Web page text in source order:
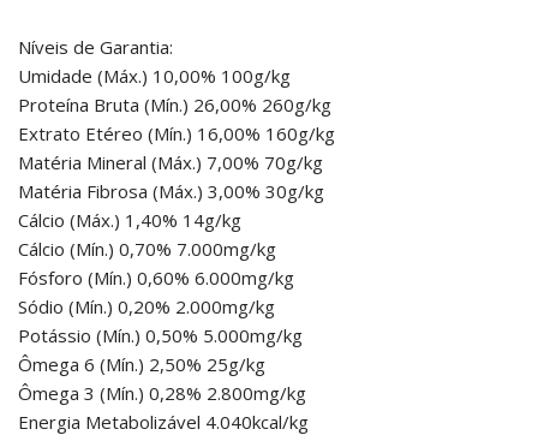
Níveis de Garantia:
Umidade (Máx.) 10,00% 100g/kg
Proteína Bruta (Mín.) 26,00% 260g/kg
Extrato Etéreo (Mín.) 16,00% 160g/kg
Matéria Mineral (Máx.) 7,00% 70g/kg
Matéria Fibrosa (Máx.) 3,00% 30g/kg
Cálcio (Máx.) 1,40% 14g/kg
Cálcio (Mín.) 0,70% 7.000mg/kg
Fósforo (Mín.) 0,60% 6.000mg/kg
Sódio (Mín.) 0,20% 2.000mg/kg
Potássio (Mín.) 0,50% 5.000mg/kg
Ômega 6 (Mín.) 2,50% 25g/kg
Ômega 3 (Mín.) 0,28% 2.800mg/kg
Energia Metabolizável 4.040kcal/kg